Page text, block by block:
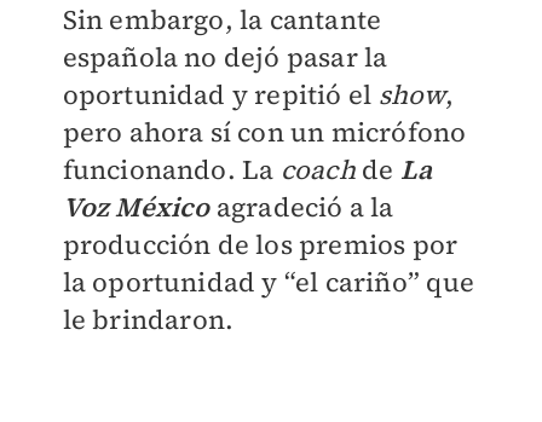
Sin embargo, la cantante
española no dejó pasar la
oportunidad y repitió el show,
pero ahora sí con un micrófono
funcionando. La coach de La
Voz Méxicoagradeció a la
producción de los premios por
la oportunidad y “el cariño” que
le brindaron.